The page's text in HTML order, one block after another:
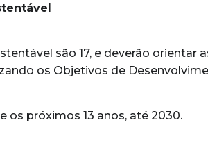
são 17, e deverão orientar
os Objetivos de
próximos 13 anos, até 2030.